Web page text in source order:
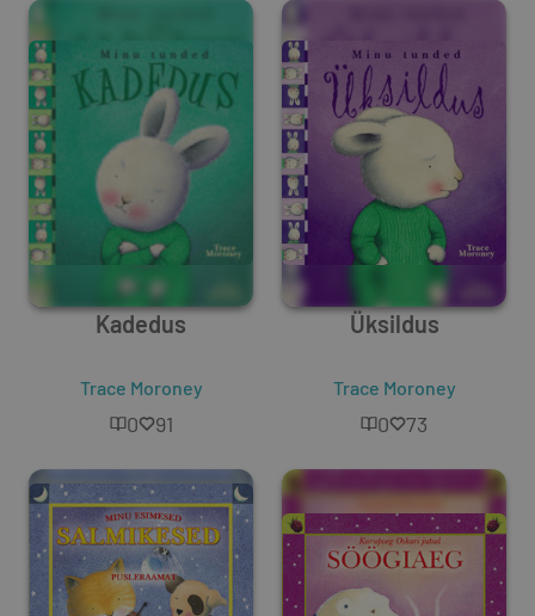
Kadedus
Trace Moroney
0 91
Üksildus
Trace Moroney
0 73